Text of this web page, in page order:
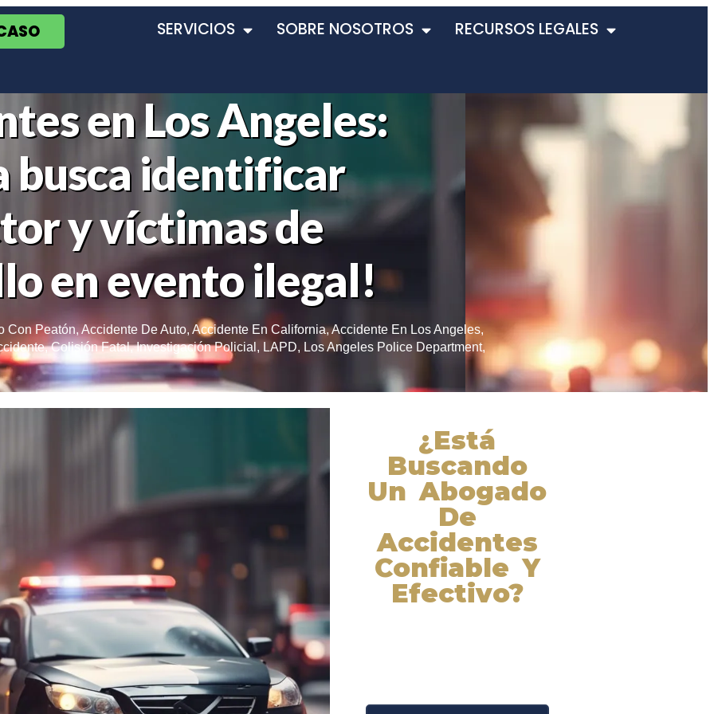
SERVICIOS SOBRE NOSOTROS RECURSOS LEGALES
en Los Angeles:
busca identificar
y víctimas de
en evento ilegal!
Con Peatón,Accidente De Auto, Accidente En California,Accidente En Los Angeles,
,Colisión Fatal,Investigación Policial , LAPD, Los Angeles Police Department,
¿Está
Buscando
Un Abogado
De
Accidentes
Confiable Y
Efectivo?